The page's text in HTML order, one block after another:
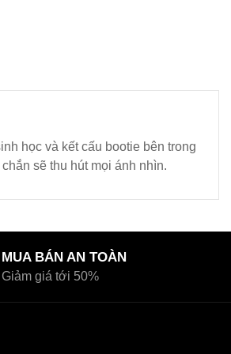
học và kết cấu bootie bên trong
sẽ thu hút mọi ánh nhìn.
MUA BÁN AN TOÀN
Giảm giá tới 50%